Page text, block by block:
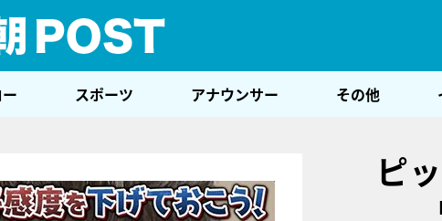
スポーツ アナウンサー その他
ピ